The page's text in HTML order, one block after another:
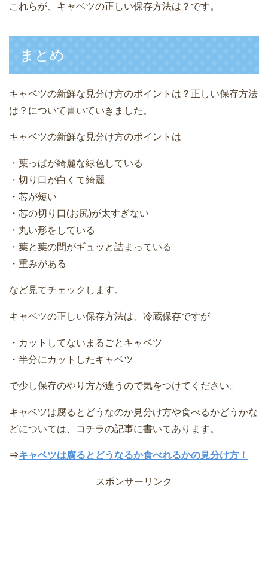
これらが、キャベツの正しい保存方法は？です。
まとめ
キャベツの新鮮な見分け方のポイントは？正しい保存方法
は？について書いていきました。
キャベツの新鮮な見分け方のポイントは
・葉っぱが綺麗な緑色している
・切り口が白くて綺麗
・芯が短い
・芯の切り口(お尻)が太すぎない
・丸い形をしている
・葉と葉の間がギュッと詰まっている
・重みがある
など見てチェックします。
キャベツの正しい保存方法は、冷蔵保存ですが
・カットしてないまるごとキャベツ
・半分にカットしたキャベツ
で少し保存のやり方が違うので気をつけてください。
キャベツは腐るとどうなのか見分け方や食べるかどうかな
どについては、コチラの記事に書いてあります。
⇒キャベツは腐るとどうなるか食べれるかの見分け方！
スポンサーリンク